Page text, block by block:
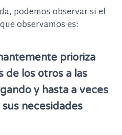
podemos observar si el
observamos es:
prioriza
de los otros a las
y hasta a veces
necesidades